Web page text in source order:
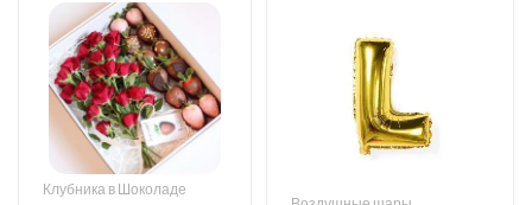
Клубника в Шоколаде
Bright taste -
Chocolate
Strawberries
Воздушные шары
Helium balloon